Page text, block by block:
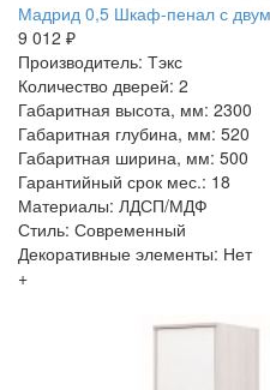
Мадрид 0,5 Шкаф-пенал с
9 012 ₽
Производитель: Тэкс
Количество дверей: 2
Габаритная высота, мм: 2300
Габаритная глубина, мм: 520
Габаритная ширина, мм: 500
Гарантийный срок мес.: 18
Материалы: ЛДСП/МДФ
Стиль: Современный
Декоративные элементы: Нет
+